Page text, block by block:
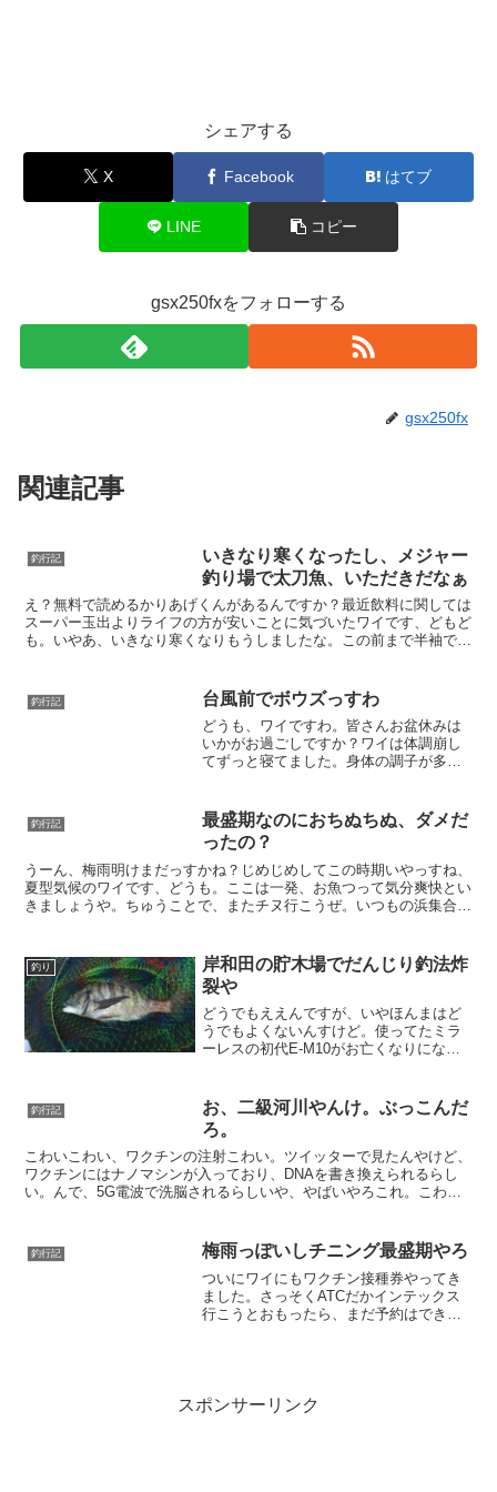
シェアする
X Facebook はてブ
LINE コピー
gsx250fxをフォローする
gsx250fx
関連記事
釣行記
いきなり寒くなったし、メジャー
釣り場で太刀魚、いただきだなぁ
え？無料で読めるかりあげくんがあるんですか？最近飲料に関しては
スーパー玉出よりライフの方が安いことに気づいたワイです、どもど
も。いやあ、いきなり寒くなりもうしましたな。この前まで半袖で寝
釣行記 台風前でボウズっすわ
どうも、ワイですわ。皆さんお盆休みは
いかがお過ごしですか？ワイは体調崩し
てずっと寝てました。身体の調子が多少
まずは甲子園浜に到着ちゅうわけでおチ
ヌチヌ狙いで朝2:30に...
釣行記
最盛期なのにおちぬちぬ、ダメだ
ったの？
うーん、梅雨明けまだっすかね？じめじめしてこの時期いやっすね、
夏型気候のワイです、どうも。ここは一発、お魚つって気分爽快とい
きましょうや。ちゅうことで、またチヌ行こうぜ。いつもの浜集合日
釣り
岸和田の貯木場でだんじり釣法炸
裂や
どうでもええんですが、いやほんまはど
うでもよくないんすけど。使ってたミラ
ーレスの初代E-M10がお亡くなりになっ
かね、だれかG9proおごってください。ん
で、E-M10...
釣行記
お、二級河川やんけ。ぶっこんだ
ろ。
こわいこわい、ワクチンの注射こわい。ツイッターで見たんやけど、
ワクチンにはナノマシンが入っており、DNAを書き換えられるらし
い。んで、5G電波で洗脳されるらしいや、やばいやろこれ。こわく
釣行記 梅雨っぽいしチニング最盛期やろ
ついにワイにもワクチン接種券やってき
ました。さっそくATCだかインテックス
行こうとおもったら、まだ予約はできな
スポンサーリンク